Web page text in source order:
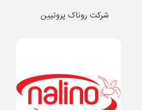
شرکت روناک پروتیین